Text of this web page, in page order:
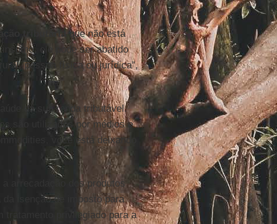
tributária que não está
ele pode ser abatido
pessoa física ou jurídica”,
da sua renda tributável.
são utilizados por médios e
você está deixando
arrecadação dos produtos
da isenção de imposto para
tratamento privilegiado para a